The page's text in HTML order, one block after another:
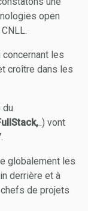
open
les
croître dans les
du
..) vont
globalement les
derrière et à
de projets